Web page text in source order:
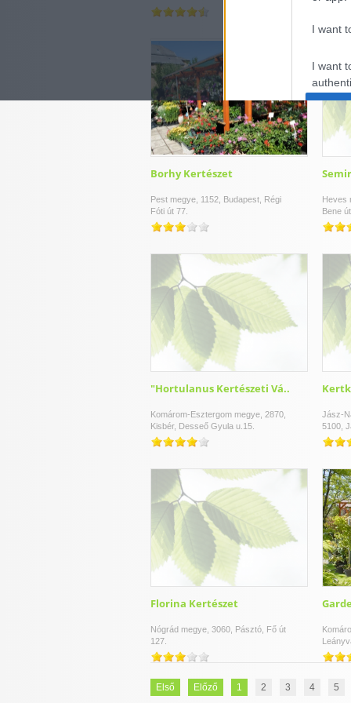
I want
I want
Borhy Kertészet
Pest megye, 1152, Budapest, Régi
Fóti út 77.
Heves
Bene
"Hortulanus Kertészeti Vá..
Komárom-Esztergom megye, 2870,
Kisbér, Desseő Gyula u.15.
Jász-
5100,
Florina Kertészet
Nógrád megye, 3060, Pásztó, Fő út
127.
Első Előző 1 2 3 4 5